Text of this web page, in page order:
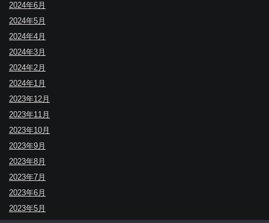
2024年6月
2024年5月
2024年4月
2024年3月
2024年2月
2024年1月
2023年12月
2023年11月
2023年10月
2023年9月
2023年8月
2023年7月
2023年6月
2023年5月